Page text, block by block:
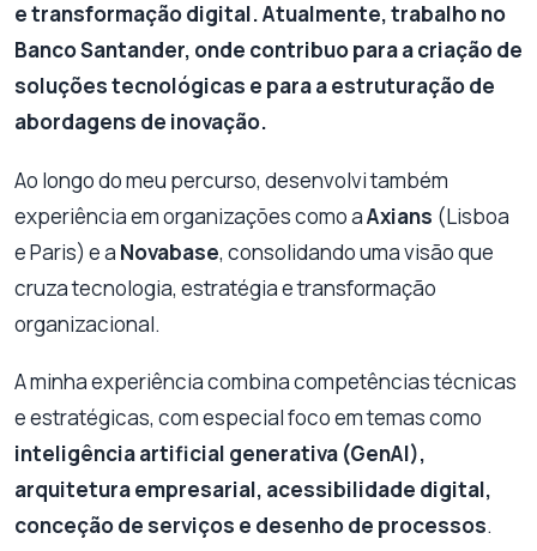
e transformação digital. Atualmente, trabalho no
Banco Santander, onde contribuo para a criação de
soluções tecnológicas e para a estruturação de
abordagens de inovação.
Ao longo do meu percurso, desenvolvi também
experiência em organizações como aAxians (Lisboa
e Paris) e a Novabase, consolidando uma visão que
cruza tecnologia, estratégia e transformação
organizacional.
A minha experiência combina competências técnicas
e estratégicas, com especial foco em temas como
inteligência artificial generativa (GenAI),
arquitetura empresarial, acessibilidade digital,
conceção de serviços e desenho de processos.